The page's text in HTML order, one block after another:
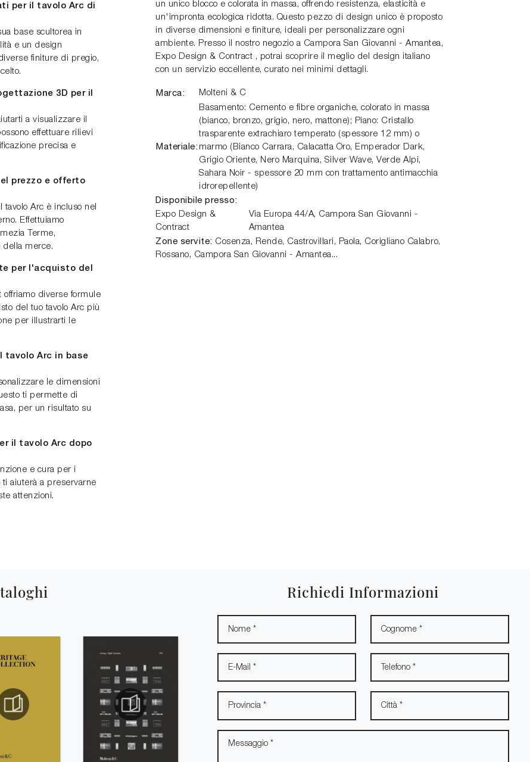
per il tavolo Arc di
base scultorea in
e un design
finiture di pregio,
3D per il
a visualizzare il
effettuare rilievi
precisa e
prezzo e offerto
Arc è incluso nel
Effettuiamo
Terme,
della merce.
per l'acquisto del
diverse formule
del tuo tavolo Arc più
per illustrarti le
tavolo Arc in base
le dimensioni
ti permette di
per un risultato su
il tavolo Arc dopo
e cura per i
ti aiuterà a preservarne
attenzioni.
un unico blocco e colorata in massa, offrendo resistenza, elasticità e
un'impronta ecologica ridotta. Questo pezzo di design unico è proposto
in diverse dimensioni e finiture, ideali per personalizzare ogni
ambiente. Presso il nostro negozio a Campora San Giovanni - Amantea,
Expo Design & Contract , potrai scoprire il meglio del design italiano
con un servizio eccellente, curato nei minimi dettagli.
Marca: Molteni & C
Materiale:
Basamento: Cemento e fibre organiche, colorato in massa
(bianco, bronzo, grigio, nero, mattone); Piano: Cristallo
trasparente extrachiaro temperato (spessore 12 mm) o
marmo (Bianco Carrara, Calacatta Oro, Emperador Dark,
Grigio Oriente, Nero Marquina, Silver Wave, Verde Alpi,
Sahara Noir - spessore 20 mm con trattamento antimacchia
idrorepellente)
Disponibile presso:
Expo Design &
Contract
Via Europa 44/A, Campora San Giovanni -
Amantea
Zone servite: Cosenza, Rende, Castrovillari, Paola, Corigliano Calabro,
Rossano, Campora San Giovanni - Amantea...
Richiedi Informazioni